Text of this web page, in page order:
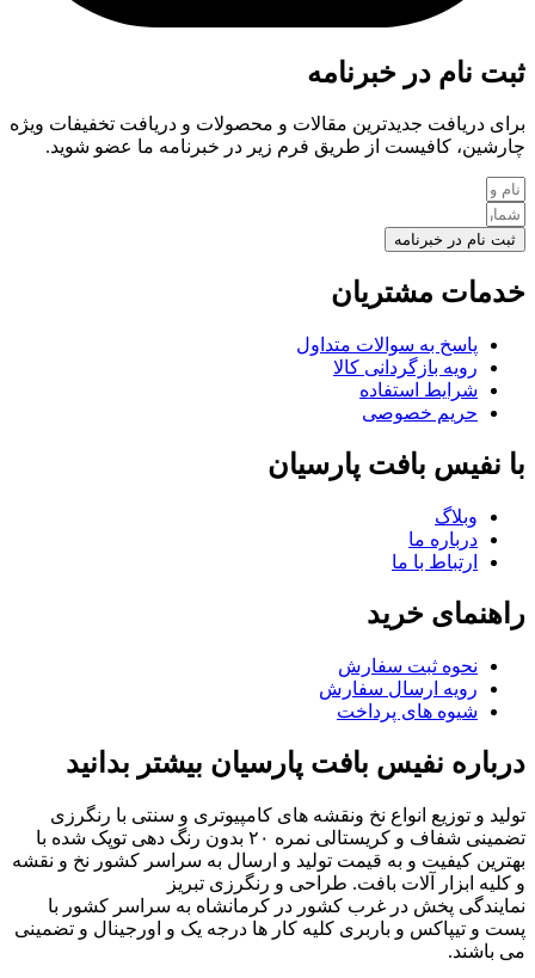
ثبت نام در خبرنامه
برای دریافت جدیدترین مقالات و محصولات و دریافت تخفیفات ویژه
چارشین، کافیست از طریق فرم زیر در خبرنامه ما عضو شوید.
ثبت نام در خبرنامه
خدمات مشتریان
پاسخ به سوالات متداول
رویه بازگردانی کالا
شرایط استفاده
حریم خصوصی
با نفیس بافت پارسیان
وبلاگ
درباره ما
ارتباط با ما
راهنمای خرید
نحوه ثبت سفارش
رویه ارسال سفارش
شیوه های پرداخت
درباره نفیس بافت پارسیان بیشتر بدانید
تولید و توزیع انواع نخ ونقشه های کامپیوتری و سنتی با رنگرزی
تضمینی شفاف و کریستالی نمره ۲۰ بدون رنگ دهی توپک شده با
بهترین کیفیت و به قیمت تولید و ارسال به سراسر کشور نخ و نقشه
و کلیه ابزار آلات بافت. طراحی و رنگرزی تبریز
نمایندگی پخش در غرب کشور در کرمانشاه به سراسر کشور با
پست و تیپاکس و باربری کلیه کار ها درجه یک و اورجینال و تضمینی
می باشند.